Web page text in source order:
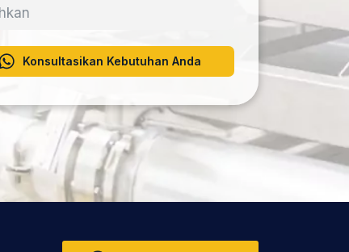
Konsultasikan Kebutuhan Anda